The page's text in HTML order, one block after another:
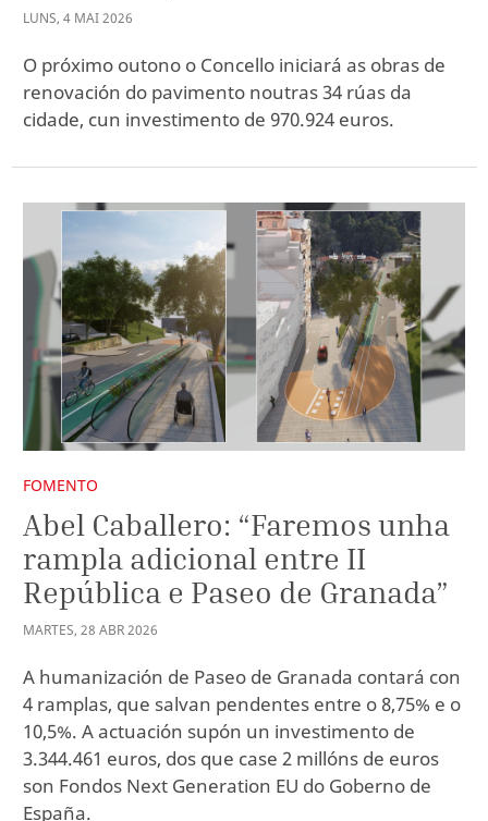
LUNS, 4 MAI2026
O próximo outono o Concello iniciará as obras de
renovación do pavimento noutras 34 rúas da
cidade, cun investimento de 970.924 euros.
FOMENTO
Abel Caballero: “Faremos unha
rampla adicional entre II
República e Paseo de Granada”
MARTES, 28 ABR2026
A humanización de Paseo de Granada contará con
4 ramplas, que salvan pendentes entre o 8,75% e o
10,5%. A actuación supón un investimento de
3.344.461 euros, dos que case 2 millóns de euros
son Fondos Next Generation EU do Goberno de
España.